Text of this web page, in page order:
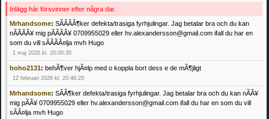
Inlägg här försvinner efter några dar.
Mrhandsome: SÃÂÃÂ¶ker defekta/trasiga fyrhjulingar. Jag betalar bra och du kan
nÃÂÃÂ¥ mig pÃÂÃÂ¥ 0709955029 eller hv.alexandersson@gmail.com ifall du har en
som du vill sÃÂÃÂ¤lja mvh Hugo
1 maj 2026 kl. 20:00:35
hoho2131: behÃ¶ver hjÃ¤lp med o koppla bort dess e de mÃ¶jligt
12 februari 2026 kl. 20:46:20
Mrhandsome: SÃÂ¶ker defekta/trasiga fyrhjulingar. Jag betalar bra och du kan nÃÂ¥
mig pÃÂ¥ 0709955029 eller hv.alexandersson@gmail.com ifall du har en som du vill
sÃÂ¤lja mvh Hugo